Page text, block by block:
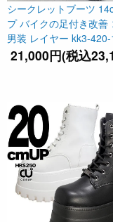
シークレットブーツ
プ バイクの足付き改善
男装 レイヤー kk3-
21,000円(税込